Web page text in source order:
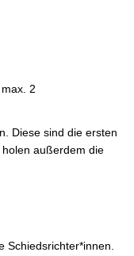
2
Diese sind die ersten
außerdem die
Schiedsrichter*innen.